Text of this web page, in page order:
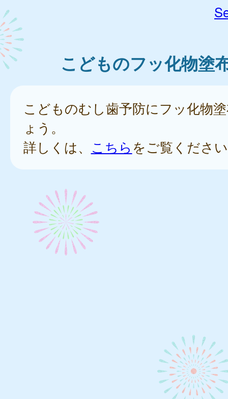
こどものフッ化物塗
こどものむし歯予防にフッ化物
ょう。
詳しくは、 こちら をご覧くださ